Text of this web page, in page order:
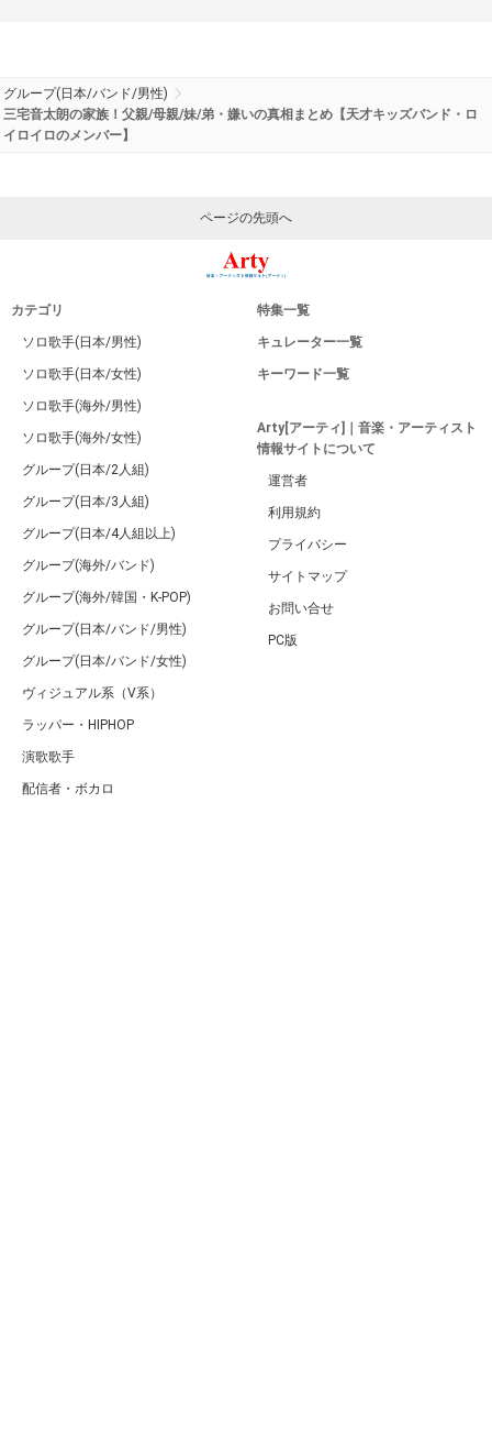
グループ(日本/バンド/男性)
三宅音太朗の家族！父親/母親/妹/弟・嫌いの真相まとめ【天才キッズバンド・ロ
イロイロのメンバー】
ページの先頭へ
カテゴリ
ソロ歌手(日本/男性)
ソロ歌手(日本/女性)
ソロ歌手(海外/男性)
ソロ歌手(海外/女性)
グループ(日本/2人組)
グループ(日本/3人組)
グループ(日本/4人組以上)
グループ(海外/バンド)
グループ(海外/韓国・K-POP)
グループ(日本/バンド/男性)
グループ(日本/バンド/女性)
ヴィジュアル系（V系）
ラッパー・HIPHOP
演歌歌手
配信者・ボカロ
特集一覧
キュレーター一覧
キーワード一覧
Arty[アーティ]｜音楽・アーティスト
情報サイトについて
運営者
利用規約
プライバシー
サイトマップ
お問い合せ
PC版